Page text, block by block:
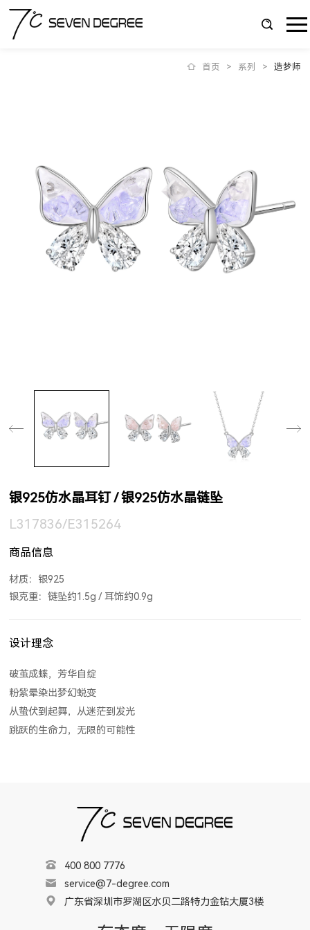
首页 > 系列 > 造梦师
银925仿水晶耳钉 / 银925仿水晶链坠
L317836/E315264
商品信息
材质：银925
银克重：链坠约1.5g / 耳饰约0.9g
设计理念
破茧成蝶，芳华自绽
粉紫晕染出梦幻蜕变
从蛰伏到起舞，从迷茫到发光
跳跃的生命力，无限的可能性
400 800 7776
service@7-degree.com
广东省深圳市罗湖区水贝二路特力金钻大厦3楼